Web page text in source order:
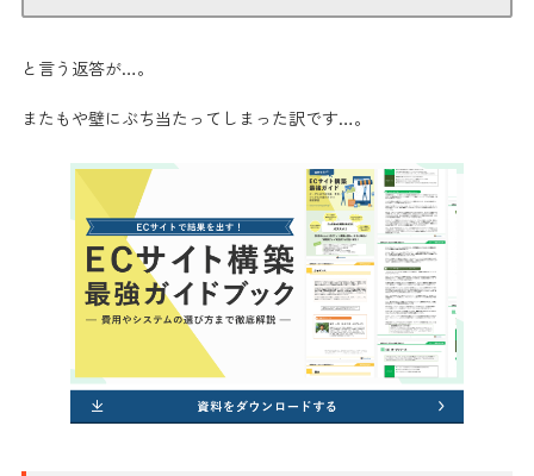
と言う返答が…。
またもや壁にぶち当たってしまった訳です…。